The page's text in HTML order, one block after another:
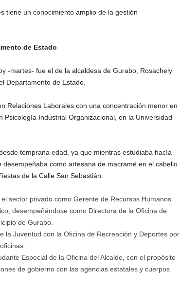
tiene un conocimiento amplio de la gestión
de Estado
-martes- fue el de la alcaldesa de Gurabo, Rosachely
Departamento de Estado.
Relaciones Laborales con una concentración menor en
Industrial Organizacional, en la Universidad
temprana edad, ya que mientras estudiaba hacía
como artesana de macramé en el cabello
de la Calle San Sebastián.
sector privado como Gerente de Recursos Humanos.
desempeñándose como Directora de la Oficina de
de Gurabo.
la Juventud con la Oficina de Recreación y Deportes por
Especial de la Oficina del Alcalde, con el propósito
de gobierno con las agencias estatales y cuerpos